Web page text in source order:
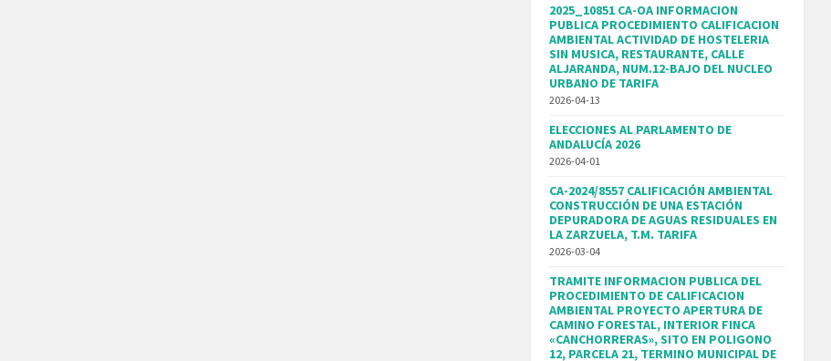
2025_10851 CA-OA INFORMACION
PUBLICA PROCEDIMIENTO CALIFICACION
AMBIENTAL ACTIVIDAD DE HOSTELERIA
SIN MUSICA, RESTAURANTE, CALLE
ALJARANDA, NUM.12-BAJO DEL NUCLEO
URBANO DE TARIFA
2026-04-13
ELECCIONES AL PARLAMENTO DE
ANDALUCÍA 2026
2026-04-01
CA-2024/8557 CALIFICACIÓN AMBIENTAL
CONSTRUCCIÓN DE UNA ESTACIÓN
DEPURADORA DE AGUAS RESIDUALES EN
LA ZARZUELA, T.M. TARIFA
2026-03-04
TRAMITE INFORMACION PUBLICA DEL
PROCEDIMIENTO DE CALIFICACION
AMBIENTAL PROYECTO APERTURA DE
CAMINO FORESTAL, INTERIOR FINCA
«CANCHORRERAS», SITO EN POLIGONO
12, PARCELA 21, TERMINO MUNICIPAL DE